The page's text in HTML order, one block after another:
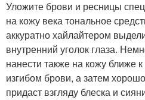
Уложите брови и ресницы
на кожу века тональное
аккуратно хайлайтером
внутренний уголок глаза.
нанести также на кожу ближе
изгибом брови, а затем
придаст взгляду блеска и